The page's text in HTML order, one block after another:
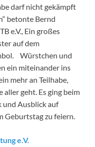
darf nicht gekämpft
betonte Bernd
e.V., Ein großes
auf dem
Würstchen und
ein miteinander ins
mehr an Teilhabe,
aller geht. Es ging beim
und Ausblick auf
Geburtstag zu feiern.
e.V.